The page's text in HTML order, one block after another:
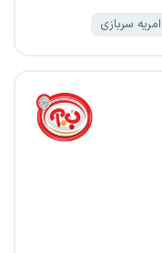
امریه سربازی